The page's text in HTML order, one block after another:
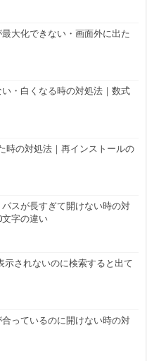
大化できない・画面外に出た
・白くなる時の対処法｜数式
時の対処法｜再インストールの
スが長すぎて開けない時の対
字の違い
示されないのに検索すると出て
っているのに開けない時の対